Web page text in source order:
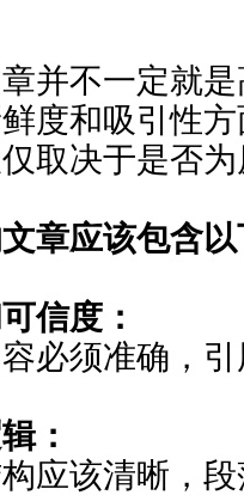
并不一定就
度和吸引性
取决于是否
章应该包含
信度：
必须准确，
：
应该清晰，